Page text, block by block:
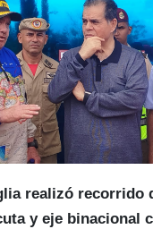
realizó recorrido
y eje binacional